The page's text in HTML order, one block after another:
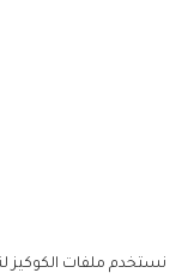
نستخدم ملفات الكوكيز